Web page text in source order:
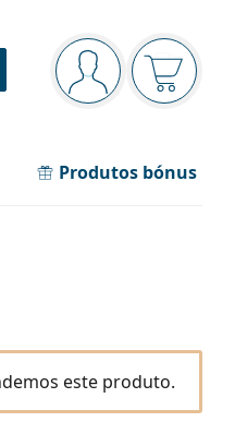
Painel de navegação
está conectado
O cesto
Produtos bónus
este produto.